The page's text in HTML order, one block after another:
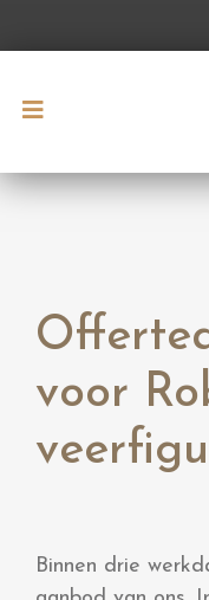
voor
Binnen drie